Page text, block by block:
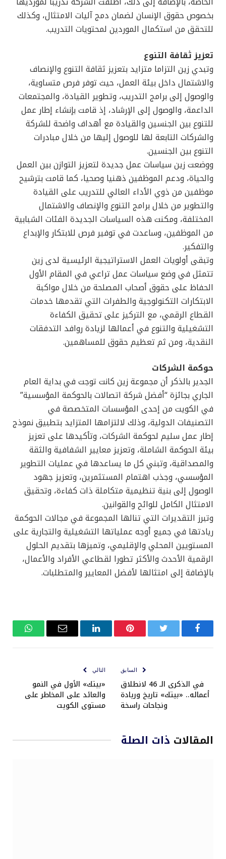
بخصوص حقوق الإنسان لضمان دمج آليات الامتثال، وكذلك
للتحقق من استكمال الموردين لمحتويات التدريب.
تعزيز ثقافة التنوع
وتبدي زين التزاما متزايد بتعزيز ثقافة التنوع والإنصاف
والاشتمال داخل بيئة العمل، حيث توفر فرص متساوية،
والوصول إلى برامج التدريب، وتطوير القيادة، والمجتمعات
الداعمة، والوصول إلى الإرشاد، إذ قامت بإنشاء إطار عمل
للتنوع بين الجنسين والقيادة مع أهداف واضحة للشركة
والشركات التابعة لها للوصول إليها من خلال مبادرات
التنوع بين الجنسين.
ووضعت زين سياسات عمل جديدة لتعزيز التوازن بين العمل
والحياة، ودعم الموظفين ذهنيا وصحيا، كما قامت بترشيح
موظفين من ذوي الأداء العالي للتدريب على القيادة
والتطوير من خلال برامج التنوع والإنصاف والاشتمال
المختلفة، ومكنت هذه السياسات الجديدة الفئات الشبابية
من الموظفين، وساعدت في توفير فرص للابتكار والإبداع
والتفكير.
وتبقى أولويات العمل الاستراتيجية الرئيسية لدى زين
تتمثل في وضع سياسات عمل تراعي في المقام الأول
الحفاظ على حقوق أصحاب المصلحة من خلال مواكبة
الابتكارات التكنولوجية والطفرات التي تقدمها خدمات
القطاع الرقمي، مع التركيز على تحقيق الكفاءة
التشغيلية والتنوع في أعمالها لزيادة روافد التدفقات
النقدية، ومن ثم تعظيم حقوق للمساهمين.
حوكمة الشركات
الجدير بالذكر أن مجموعة زين كانت توجت في بداية العام
الجاري بجائزة “أفضل شركة اتصالات بالحوكمة المؤسسية”
في الكويت من إحدى المؤسسات المتخصصة في
التصنيفات الدولية، وذلك لالتزامها المتزايد بتطبيق نموذج
إطار عمل سليم لحوكمة الشركات، وتأكيدها على تعزيز
بيئة الحوكمة الشاملة، وتعزيز معايير الشفافية والثقة
والمصداقية، وتبني كل ما يساعدها في عمليات التطوير
المؤسسي، وجذب اهتمام المستثمرين، وتعزيز جهود
الوصول إلى بنية تنظيمية متكاملة ذات كفاءة، وتحقيق
الامتثال الكامل للوائح والقوانين.
وتبرز التقديرات التي تنالها المجموعة في مجالات الحوكمة
ريادتها في جميع أوجه عملياتها التشغيلية والتجارية على
المستويين المحلي والإقليمي، وتميزها بتقديم الحلول
الرقمية الأحدث والأكثر تطورا لقطاعي الأفراد والأعمال،
بالإضافة إلى امتثالها لأفضل المعايير والمتطلبات.
فيسبوك تويتر بينتيريستلينكدإن
البريد
واتساب
السابق
في الذكرى الـ 46 لانطلاق
أعماله.. «بيتك» تاريخ وريادة
ونجاحات راسخة
التالي
«بيتك» الأول في النمو
والعائد على المخاطر على
مستوى الكويت
المقالات ذات الصلة